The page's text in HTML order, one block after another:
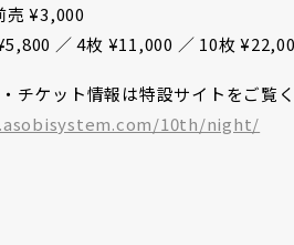
¥3,000
／ 4枚 ¥11,000 ／ 10枚
チケット情報は特設サイトをご覧く
10th/night/